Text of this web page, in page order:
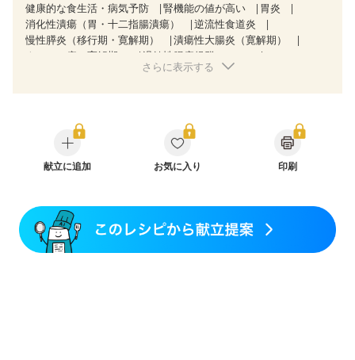
健康的な食生活・病気予防 腎機能の値が高い
胃炎
消化性潰瘍（胃・十二指腸潰瘍）
逆流性食道炎
慢性膵炎（移行期・寛解期）
潰瘍性大腸炎（寛解期）
クローン病（寛解期）
過敏性腸症候群（IBS）
CKD（ステージ１）
胃がん治療を終えた方・経過観察中の方
大腸がん治療を終えた方・経過観察中の方
大腸がん（抗がん剤治療中）
大腸がん（放射線治療中）
さらに表示する
献立に追加 お気に入り 印刷